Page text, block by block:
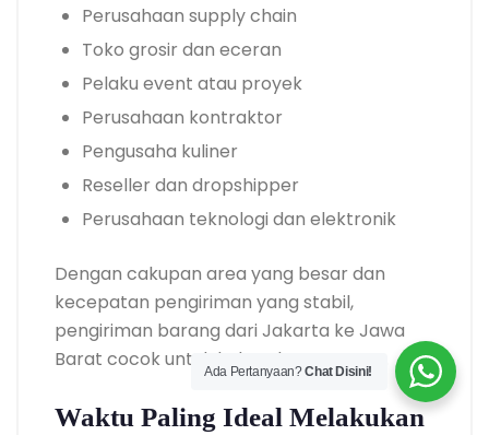
Perusahaan supply chain
Toko grosir dan eceran
Pelaku event atau proyek
Perusahaan kontraktor
Pengusaha kuliner
Reseller dan dropshipper
Perusahaan teknologi dan elektronik
Dengan cakupan area yang besar dan
kecepatan pengiriman yang stabil,
pengiriman barang dari Jakarta ke Jawa
Barat cocok untuk kebutuhan apa pun.
Waktu Paling Ideal Melakukan
Ada Pertanyaan?Chat Disini!